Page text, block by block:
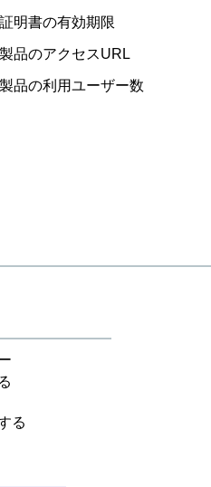
明書の有効期限
品のアクセスURL
品の利用ユーザー数
る